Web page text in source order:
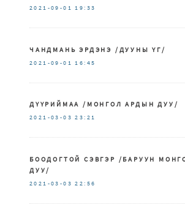
2021-09-01 19:33
ЧАНДМАНЬ ЭРДЭНЭ /ДУУНЫ ҮГ/
2021-09-01 16:45
ДҮҮРИЙМАА /МОНГОЛ АРДЫН ДУУ/
2021-03-03 23:21
БООДОГТОЙ СЭВГЭР /БАРУУН
ДУУ/
2021-03-03 22:56